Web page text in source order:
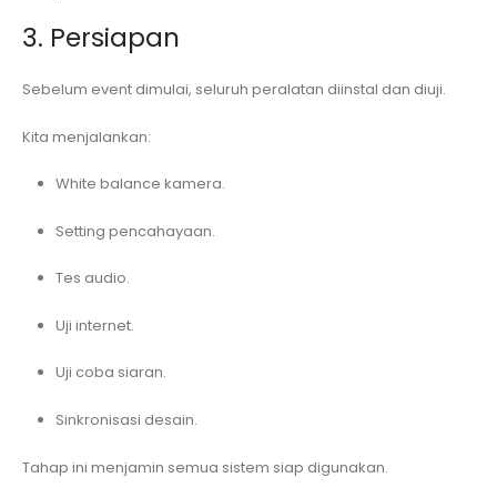
3. Persiapan
Sebelum event dimulai, seluruh peralatan diinstal dan diuji.
Kita menjalankan:
White balance kamera.
Setting pencahayaan.
Tes audio.
Uji internet.
Uji coba siaran.
Sinkronisasi desain.
Tahap ini menjamin semua sistem siap digunakan.